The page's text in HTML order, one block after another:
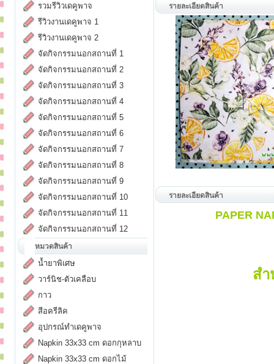
รวมรีวิวเดคูพาจ
รีวิวงานเดคูพาจ 1
รีวิวงานเดคูพาจ 2
จัดกิจกรรมนอกสถานที่ 1
จัดกิจกรรมนอกสถานที่ 2
จัดกิจกรรมนอกสถานที่ 3
จัดกิจกรรมนอกสถานที่ 4
จัดกิจกรรมนอกสถานที่ 5
จัดกิจกรรมนอกสถานที่ 6
จัดกิจกรรมนอกสถานที่ 7
จัดกิจกรรมนอกสถานที่ 8
จัดกิจกรรมนอกสถานที่ 9
จัดกิจกรรมนอกสถานที่ 10
จัดกิจกรรมนอกสถานที่ 11
จัดกิจกรรมนอกสถานที่ 12
หมวดสินค้า
น้ำยาพิเศษ
วาร์นิช-ตัวเคลือบ
กาว
สีอครีลิค
อุปกรณ์ทำเดคูพาจ
Napkin 33x33 cm ดอกกุหลาบ
Napkin 33x33 cm ดอกไม้
รายละเอียดสินค้า
รายละเอียดสินค้า
PAPER
สำ